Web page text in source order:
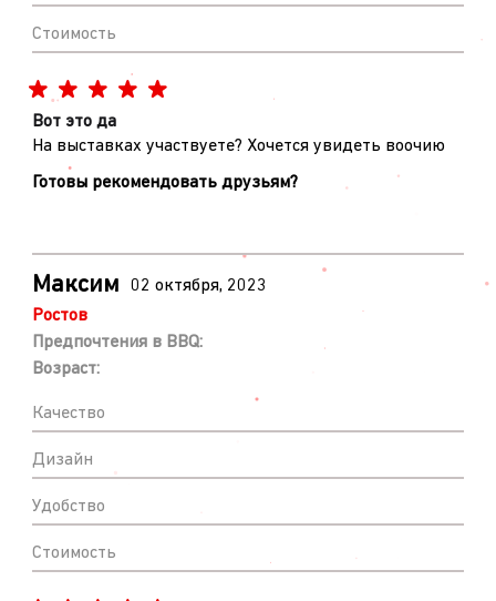
Стоимость
Вот это да
На выставках участвуете? Хочется увидеть воочию
Готовы рекомендовать друзьям?
Максим
02 октября, 2023
Ростов
Предпочтения в BBQ:
Возраст:
Качество
Дизайн
Удобство
Стоимость